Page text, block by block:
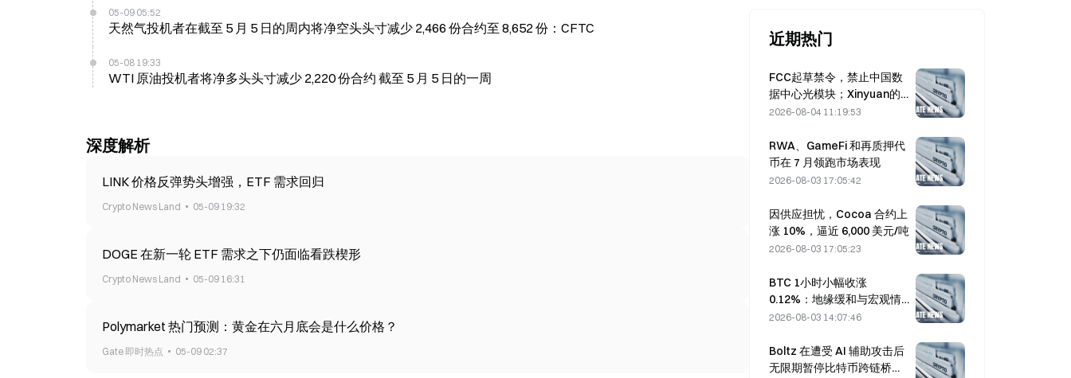
05-09 05:52
天然气投机者在截至 5 月 5 日的周内将净空头头寸减少 2,466 份合约至 8,652 份：CFTC
05-08 19:33
WTI 原油投机者将净多头头寸减少 2,220 份合约 截至 5 月 5 日的一周
深度解析
LINK 价格反弹势头增强，ETF 需求回归
Crypto News Land 05-09 19:32
DOGE 在新一轮 ETF 需求之下仍面临看跌楔形
Crypto News Land 05-09 16:31
Polymarket 热门预测：黄金在六月底会是什么价格？
Gate 即时热点 05-09 02:37
近期热门
FCC起草禁令，禁止中国数
据中心光模块；Xinyuan的
市场份额面临27%的冲击
2026-08-04 11:19:53
RWA、GameFi 和再质押代
币在 7 月领跑市场表现
2026-08-03 17:05:42
因供应担忧，Cocoa 合约上
涨 10%，逼近 6,000 美元/吨
2026-08-03 17:05:23
BTC 1小时小幅收涨
0.12%：地缘缓和与宏观情
绪共振推动短线反弹
2026-08-03 14:07:46
Boltz 在遭受 AI 辅助攻击后
无限期暂停比特币跨链桥服